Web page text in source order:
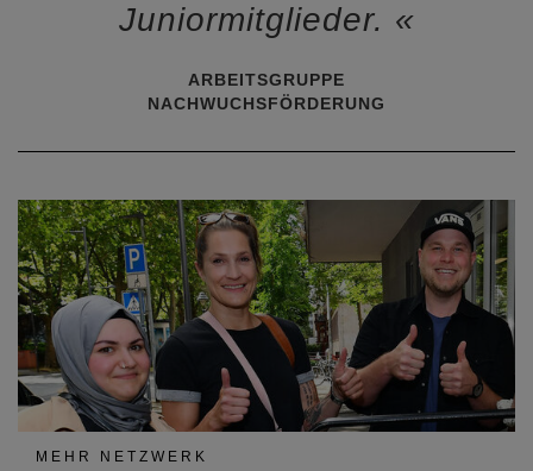
Juniormitglieder.
ARBEITSGRUPPE
NACHWUCHSFÖRDERUNG
MEHR NETZWERK